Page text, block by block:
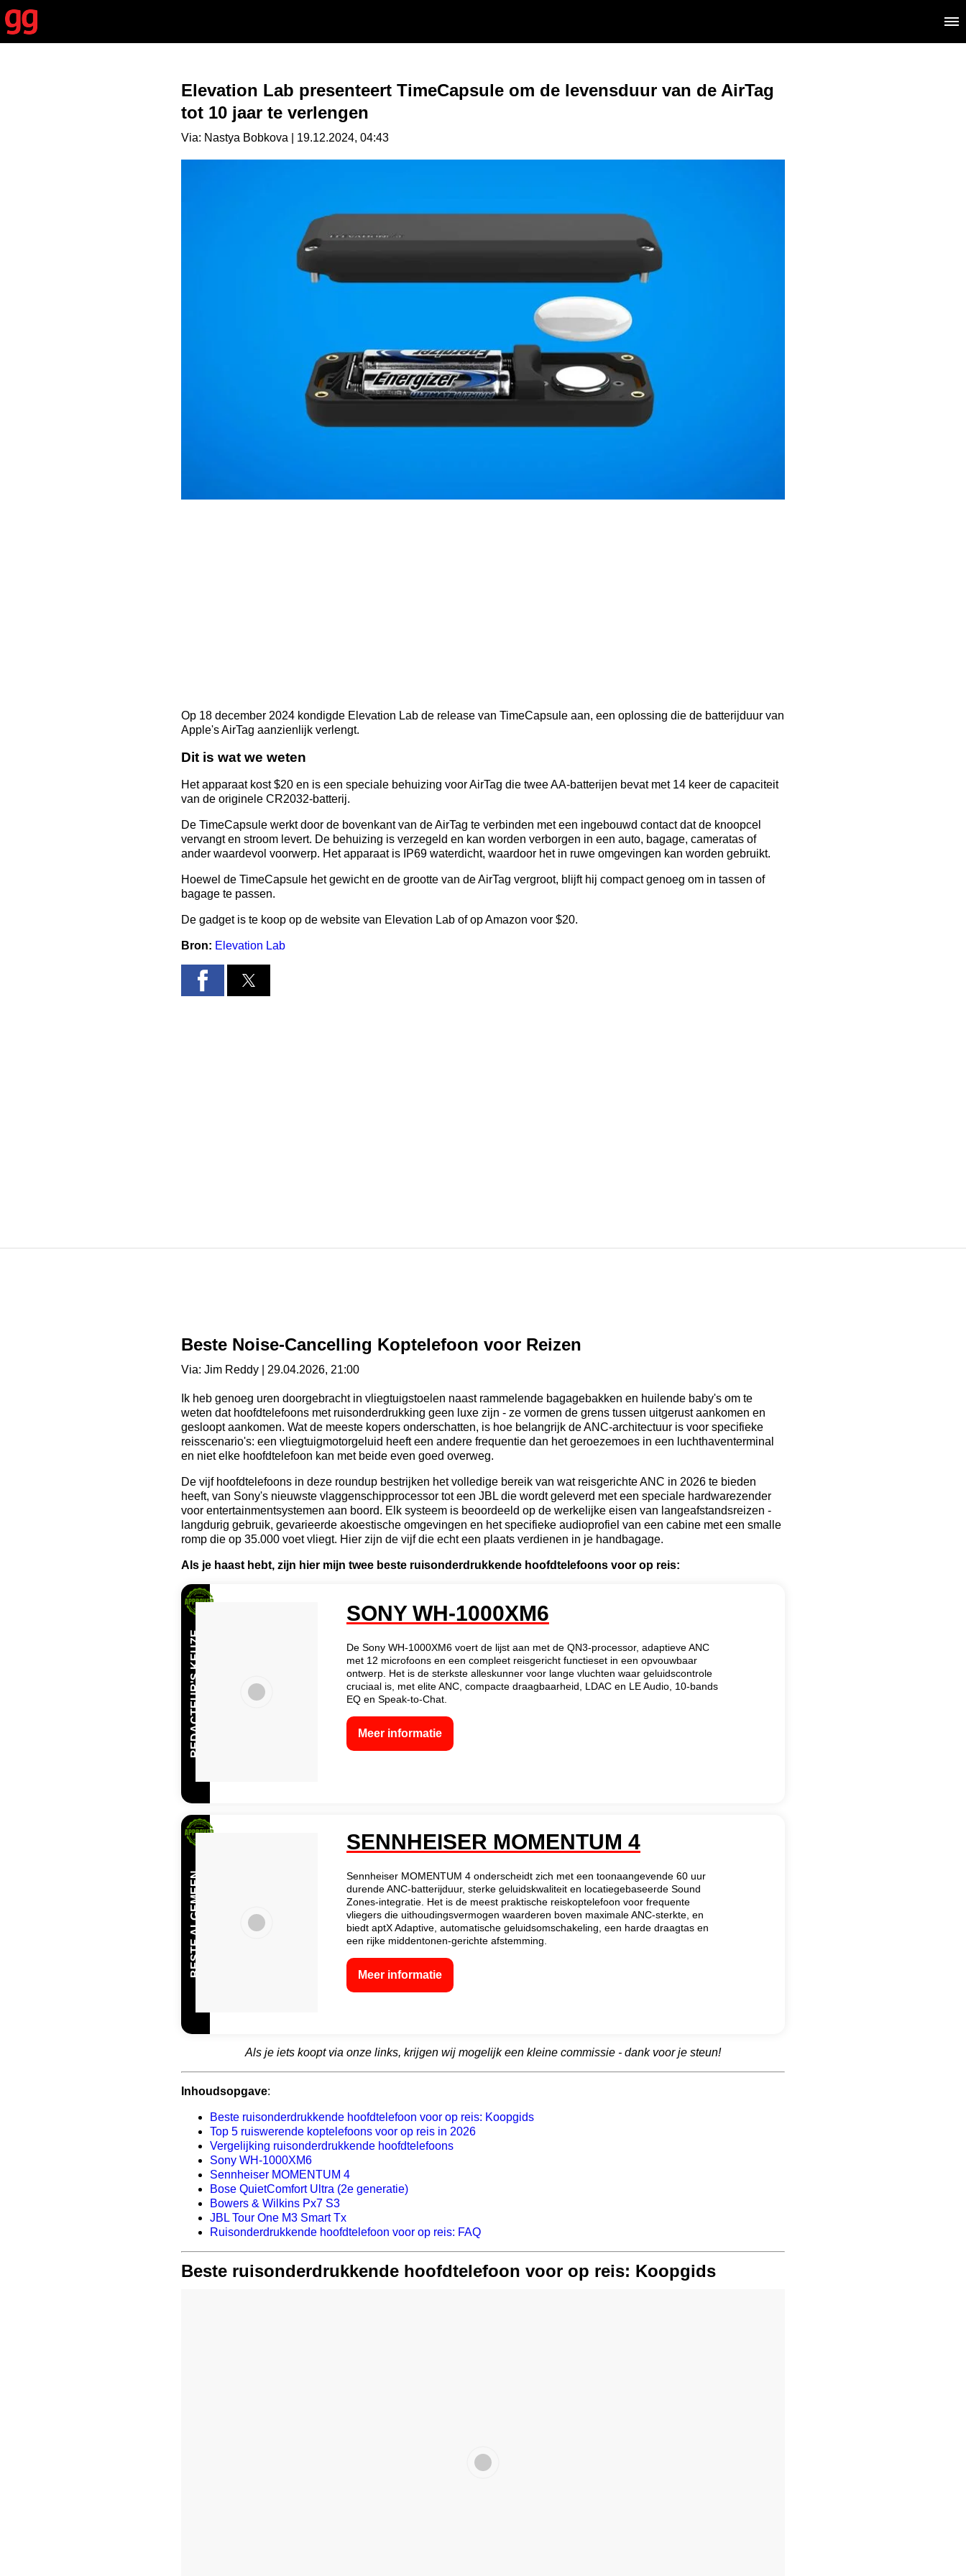
Elevation Lab presenteert TimeCapsule om de levensduur van de AirTag
tot 10 jaar te verlengen
Via: Nastya Bobkova | 19.12.2024, 04:43
Op 18 december 2024 kondigde Elevation Lab de release van TimeCapsule aan, een oplossing die de batterijduur van
Apple's AirTag aanzienlijk verlengt.
Dit is wat we weten
Het apparaat kost $20 en is een speciale behuizing voor AirTag die twee AA-batterijen bevat met 14 keer de capaciteit
van de originele CR2032-batterij.
De TimeCapsule werkt door de bovenkant van de AirTag te verbinden met een ingebouwd contact dat de knoopcel
vervangt en stroom levert. De behuizing is verzegeld en kan worden verborgen in een auto, bagage, cameratas of
ander waardevol voorwerp. Het apparaat is IP69 waterdicht, waardoor het in ruwe omgevingen kan worden gebruikt.
Hoewel de TimeCapsule het gewicht en de grootte van de AirTag vergroot, blijft hij compact genoeg om in tassen of
bagage te passen.
De gadget is te koop op de website van Elevation Lab of op Amazon voor $20.
Bron: Elevation Lab